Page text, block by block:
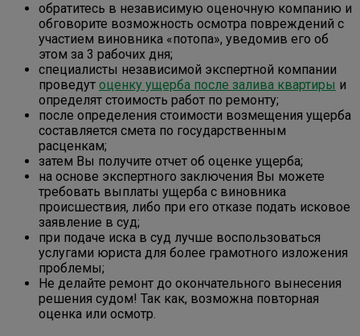
обратитесь в независимую оценочную компанию и
обговорите возможность осмотра повреждений с
участием виновника «потопа», уведомив его об
этом за 3 рабочих дня;
специалисты независимой экспертной компании
проведут оценку ущерба после залива квартиры и
определят стоимость работ по ремонту;
после определения стоимости возмещения ущерба
составляется смета по государственным
расценкам;
затем Вы получите отчет об оценке ущерба;
на основе экспертного заключения Вы можете
требовать выплаты ущерба с виновника
происшествия, либо при его отказе подать исковое
заявление в суд;
при подаче иска в суд лучше воспользоваться
услугами юриста для более грамотного изложения
проблемы;
Не делайте ремонт до окончательного вынесения
решения судом! Так как, возможна повторная
оценка или осмотр.